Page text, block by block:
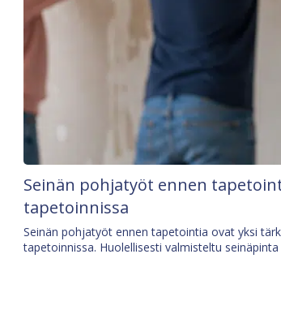
Seinän pohjatyöt ennen
tapetoinnissa
Seinän pohjatyöt ennen tapetointia ovat yksi
tapetoinnissa. Huolellisesti valmisteltu